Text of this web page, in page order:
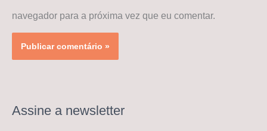
navegador para a próxima vez que eu comentar.
Assine a newsletter